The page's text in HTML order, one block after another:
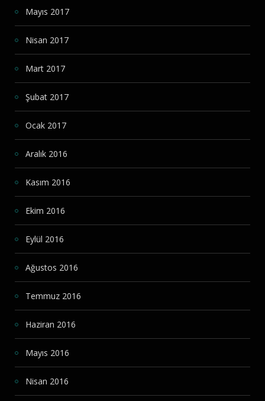
Mayıs 2017
Nisan 2017
Mart 2017
Şubat 2017
Ocak 2017
Aralık 2016
Kasım 2016
Ekim 2016
Eylül 2016
Ağustos 2016
Temmuz 2016
Haziran 2016
Mayıs 2016
Nisan 2016